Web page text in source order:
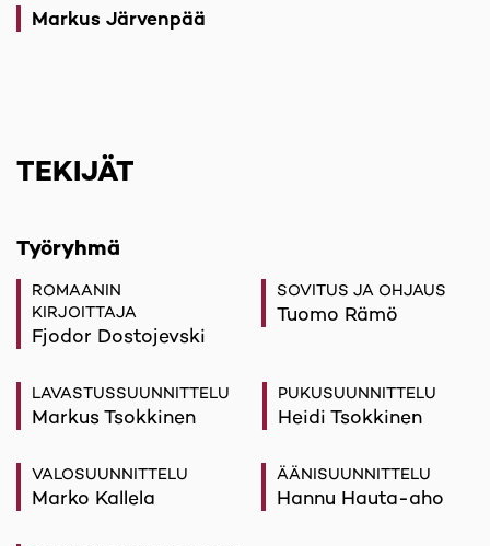
Markus Järvenpää
TEKIJÄT
Työryhmä
ROMAANIN
KIRJOITTAJA
Fjodor Dostojevski
SOVITUS JA OHJAUS
Tuomo Rämö
LAVASTUSSUUNNITTELU
Markus Tsokkinen
PUKUSUUNNITTELU
Heidi Tsokkinen
VALOSUUNNITTELU
Marko Kallela
ÄÄNISUUNNITTELU
Hannu Hauta-aho